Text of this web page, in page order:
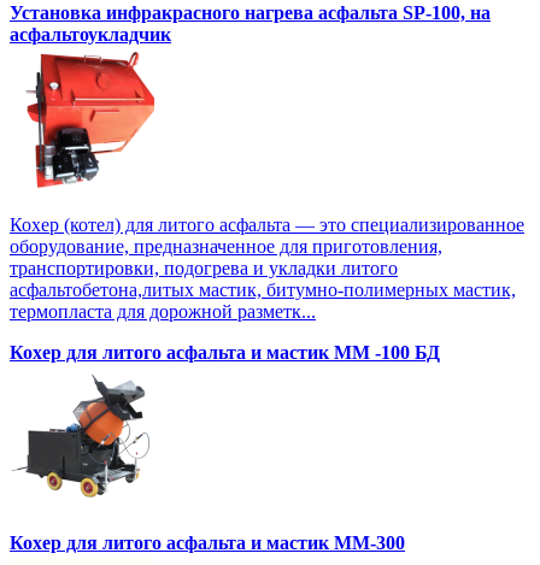
Установка инфракрасного нагрева асфальта SP-100, на
асфальтоукладчик
Кохер (котел) для литого асфальта — это специализированное
оборудование, предназначенное для приготовления,
транспортировки, подогрева и укладки литого
асфальтобетона,литых мастик, битумно-полимерных мастик,
термопласта для дорожной разметк...
Кохер для литого асфальта и мастик MM -100 БД
Кохер для литого асфальта и мастик MM-300